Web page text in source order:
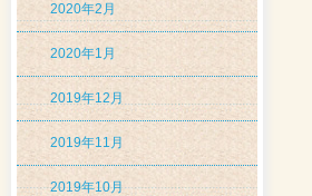
2020年2月
2020年1月
2019年12月
2019年11月
2019年10月